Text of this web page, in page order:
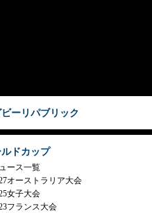
ーリパブリック
ルドカップ
ース一覧
オーストラリア大会
女子大会
フランス大会